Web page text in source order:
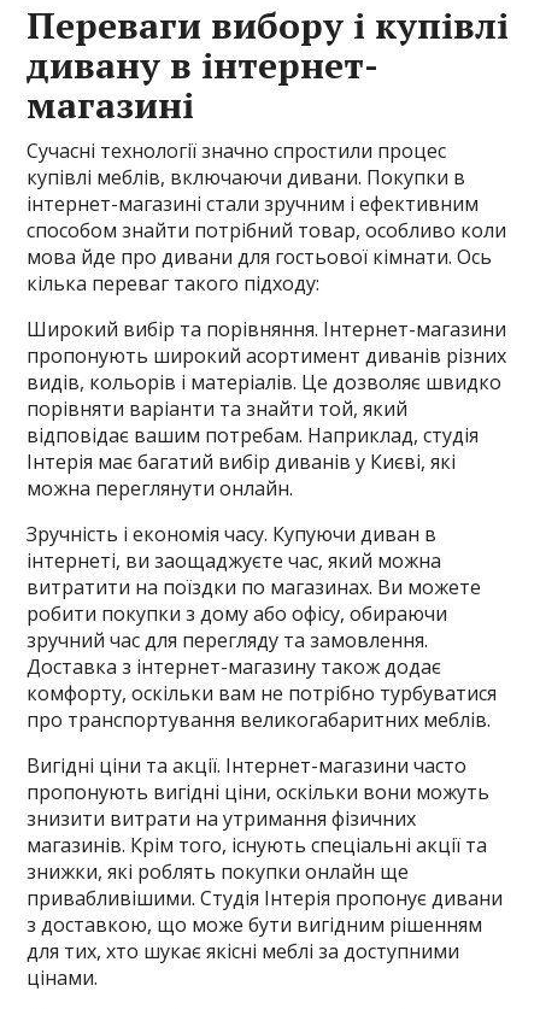
Переваги вибору і купівлі
дивану в інтернет-
магазині
Сучасні технології значно спростили процес
купівлі меблів, включаючи дивани. Покупки в
інтернет-магазині стали зручним і ефективним
способом знайти потрібний товар, особливо коли
мова йде про дивани для гостьової кімнати. Ось
кілька переваг такого підходу:
Широкий вибір та порівняння. Інтернет-магазини
пропонують широкий асортимент диванів різних
видів, кольорів і матеріалів. Це дозволяє швидко
порівняти варіанти та знайти той, який
відповідає вашим потребам. Наприклад, студія
Інтерія має багатий вибір диванів у Києві, які
можна переглянути онлайн.
Зручність і економія часу. Купуючи диван в
інтернеті, ви заощаджуєте час, який можна
витратити на поїздки по магазинах. Ви можете
робити покупки з дому або офісу, обираючи
зручний час для перегляду та замовлення.
Доставка з інтернет-магазину також додає
комфорту, оскільки вам не потрібно турбуватися
про транспортування великогабаритних меблів.
Вигідні ціни та акції. Інтернет-магазини часто
пропонують вигідні ціни, оскільки вони можуть
знизити витрати на утримання фізичних
магазинів. Крім того, існують спеціальні акції та
знижки, які роблять покупки онлайн ще
привабливішими. Студія Інтерія пропонує дивани
з доставкою, що може бути вигідним рішенням
для тих, хто шукає якісні меблі за доступними
цінами.